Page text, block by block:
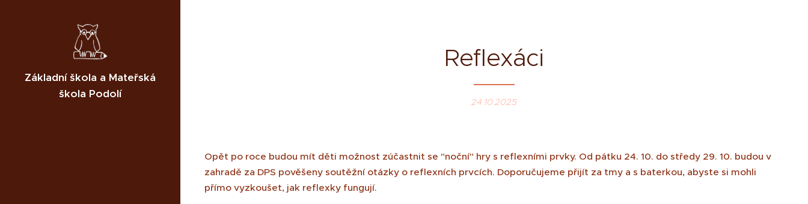
Základní škola a Mateřská
škola Podolí
Reflexáci
24.10.2025
Opět po roce budou mít děti možnost zúčastnit se "noční" hry s reflexními prvky. Od pátku 24. 10. do středy 29. 10. budou v
zahradě za DPS pověšeny soutěžní otázky o reflexních prvcích. Doporučujeme přijít za tmy a s baterkou, abyste si mohli
přímo vyzkoušet, jak reflexky fungují.